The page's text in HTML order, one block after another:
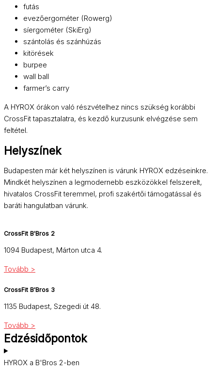
futás
evezőergométer (Rowerg)
síergométer (SkiErg)
szántolás és szánhúzás
kitörések
burpee
wall ball
farmer’s carry
A HYROX órákon való részvételhez nincs szükség korábbi
CrossFit tapasztalatra, és kezdő kurzusunk elvégzése sem
feltétel.
Helyszínek
Budapesten már két helyszínen is várunk HYROX edzéseinkre.
Mindkét helyszínen a legmodernebb eszközökkel felszerelt,
hivatalos CrossFit teremmel, profi szakértői támogatással és
baráti hangulatban várunk.
CrossFit B'Bros 2
1094 Budapest, Márton utca 4.
Tovább >
CrossFit B'Bros 3
1135 Budapest, Szegedi út 48.
Tovább >
Edzésidőpontok
HYROX a B'Bros 2-ben